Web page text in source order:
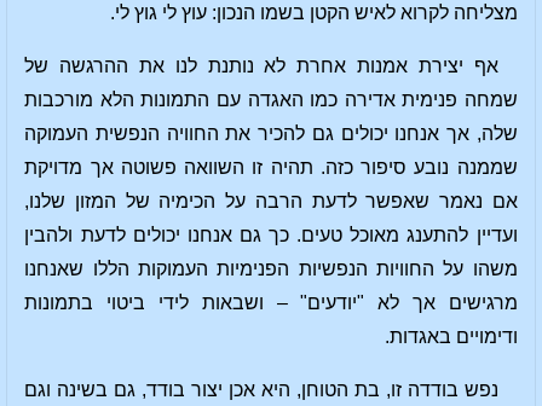
מצליחה לקרוא לאיש הקטן בשמו הנכון: עוץ לי גוץ לי.
אף יצירת אמנות אחרת לא נותנת לנו את ההרגשה של
שמחה פנימית אדירה כמו האגדה עם התמונות הלא מורכבות
שלה, אך אנחנו יכולים גם להכיר את החוויה הנפשית העמוקה
שממנה נובע סיפור כזה. תהיה זו השוואה פשוטה אך מדויקת
אם נאמר שאפשר לדעת הרבה על הכימיה של המזון שלנו,
ועדיין להתענג מאוכל טעים. כך גם אנחנו יכולים לדעת ולהבין
משהו על החוויות הנפשיות הפנימיות העמוקות הללו שאנחנו
מרגישים אך לא "יודעים" – ושבאות לידי ביטוי בתמונות
ודימויים באגדות.
נפש בודדה זו, בת הטוחן, היא אכן יצור בודד, גם בשינה וגם